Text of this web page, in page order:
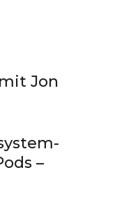
Jon
–